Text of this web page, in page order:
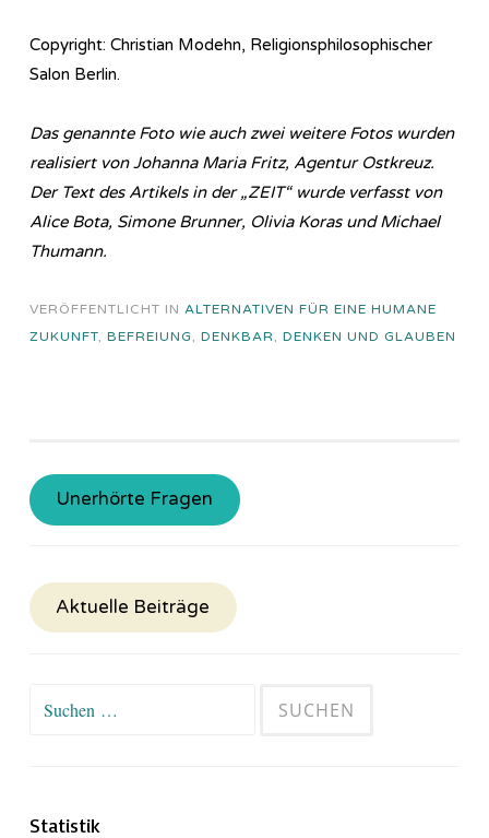
Copyright: Christian Modehn, Religionsphilosophischer
Salon Berlin.
Das genannte Foto wie auch zwei weitere Fotos wurden
realisiert von Johanna Maria Fritz, Agentur Ostkreuz.
Der Text des Artikels in der „ZEIT“ wurde verfasst von
Alice Bota, Simone Brunner, Olivia Koras und Michael
Thumann.
VERÖFFENTLICHT IN ALTERNATIVEN FÜR EINE HUMANE
ZUKUNFT, BEFREIUNG, DENKBAR, DENKEN UND GLAUBEN
Unerhörte Fragen
Aktuelle Beiträge
Suchen
Statistik